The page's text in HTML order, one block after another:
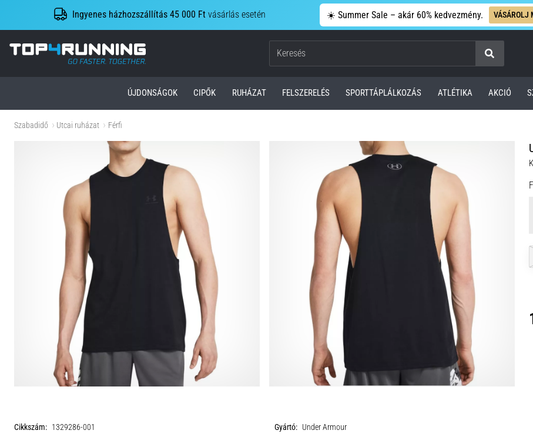
Ingyenes házhozszállítás 45 000 Ft vásárlás esetén ☀️ Summer Sale – akár 60% kedvezmény. VÁSÁROLJ
Top4Running.hu
Keresés
ÚJDONSÁGOK CIPŐK RUHÁZAT FELSZERELÉS SPORTTÁPLÁLKOZÁS ATLÉTIKA AKCIÓ
Szabadidő Utcai ruházat Férfi
Cikkszám: 1329286-001 Gyártó: Under Armour